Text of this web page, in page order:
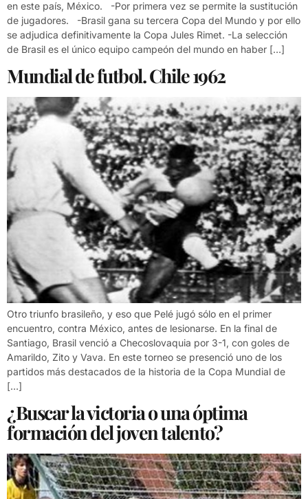
en este país, México. -Por primera vez se permite la sustitución
de jugadores. -Brasil gana su tercera Copa del Mundo y por ello
se adjudica definitivamente la Copa Jules Rimet. -La selección
de Brasil es el único equipo campeón del mundo en haber […]
Mundial de futbol. Chile 1962
Otro triunfo brasileño, y eso que Pelé jugó sólo en el primer
encuentro, contra México, antes de lesionarse. En la final de
Santiago, Brasil venció a Checoslovaquia por 3-1, con goles de
Amarildo, Zito y Vava. En este torneo se presenció uno de los
partidos más destacados de la historia de la Copa Mundial de
[…]
¿Buscar la victoria o una óptima
formación del joven talento?